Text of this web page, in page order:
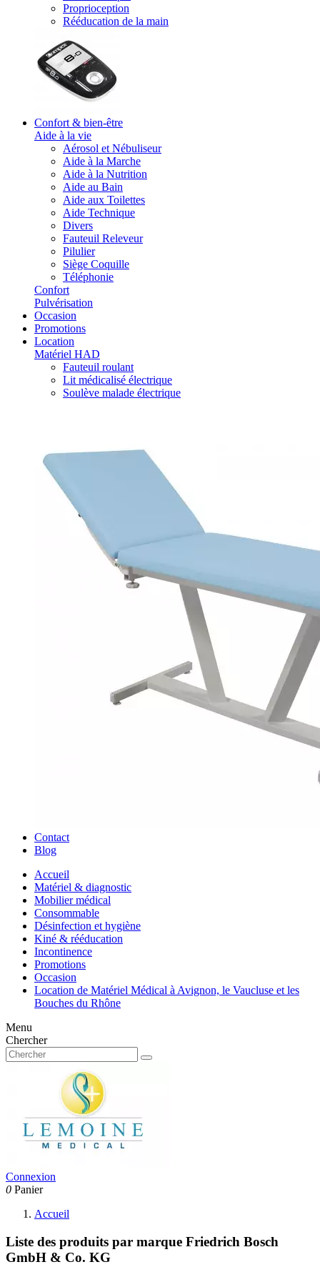
Proprioception
Rééducation de la main
Confort & bien-être
Aide à la vie
Aérosol et Nébuliseur
Aide à la Marche
Aide à la Nutrition
Aide au Bain
Aide aux Toilettes
Aide Technique
Divers
Fauteuil Releveur
Pilulier
Siège Coquille
Téléphonie
Confort
Pulvérisation
Occasion
Promotions
Location
Matériel HAD
Fauteuil roulant
Lit médicalisé électrique
Soulève malade électrique
Contact
Blog
Accueil
Matériel & diagnostic
Mobilier médical
Consommable
Désinfection et hygiène
Kiné & rééducation
Incontinence
Promotions
Occasion
Location de Matériel Médical à Avignon, le Vaucluse et les
Bouches du Rhône
Menu
Chercher
Connexion
0 Panier
Accueil
Liste des produits par marque Friedrich Bosch
GmbH & Co. KG